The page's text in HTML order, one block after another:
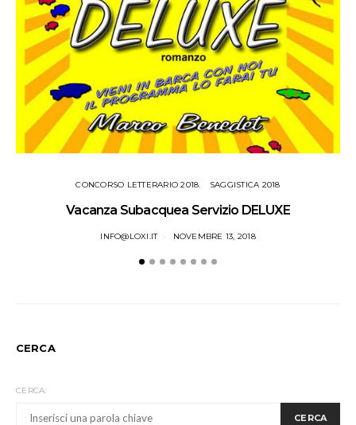
CONCORSO LETTERARIO 2018 SAGGISTICA 2018
Vacanza Subacquea Servizio DELUXE
INFO@LOXI.IT NOVEMBRE 13, 2018
CERCA
CERCA:
CERCA